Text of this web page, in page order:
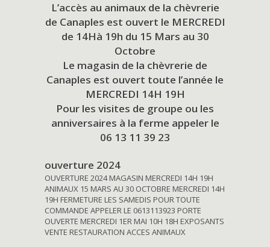
L’accès au animaux de la chèvrerie
de Canaples est ouvert le MERCREDI
de 14Hà 19h du 15 Mars au 30
Octobre
Le magasin de la chèvrerie de
Canaples est ouvert toute l’année le
MERCREDI 14H 19H
Pour les visites de groupe ou les
anniversaires à la ferme appeler le
06 13 11 39 23
ouverture 2024
OUVERTURE 2024 MAGASIN MERCREDI 14H 19H
ANIMAUX 15 MARS AU 30 OCTOBRE MERCREDI 14H
19H FERMETURE LES SAMEDIS POUR TOUTE
COMMANDE APPELER LE 0613113923 PORTE
OUVERTE MERCREDI 1ER MAI 10H 18H EXPOSANTS
VENTE RESTAURATION ACCES ANIMAUX